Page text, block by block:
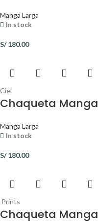
Manga Larga
In stock
S/180.00
Ciel
Chaqueta Manga
Manga Larga
In stock
S/180.00
Prints
Chaqueta Manga